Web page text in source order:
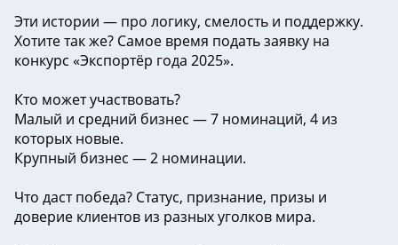
Эти истории — про логику, смелость и поддержку.
Хотите так же? Самое время подать заявку на
конкурс «Экспортёр года 2025».
Кто может участвовать?
Малый и средний бизнес — 7 номинаций, 4 из
которых новые.
Крупный бизнес — 2 номинации.
Что даст победа? Статус, признание, призы и
доверие клиентов из разных уголков мира.